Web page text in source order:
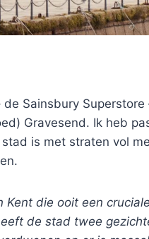
Sainsbury Superstore
Gravesend. Ik heb
is met straten vol
die ooit een
de stad twee